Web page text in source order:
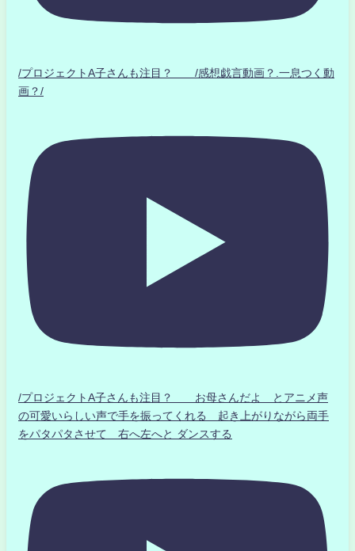
/プロジェクトA子さんも注目？ /感想戯言動画？.一息つく動
画？/
/プロジェクトA子さんも注目？ お母さんだよ とアニメ声
の可愛いらしい声で手を振ってくれる 起き上がりながら両手
をパタパタさせて 右へ左へと ダンスする